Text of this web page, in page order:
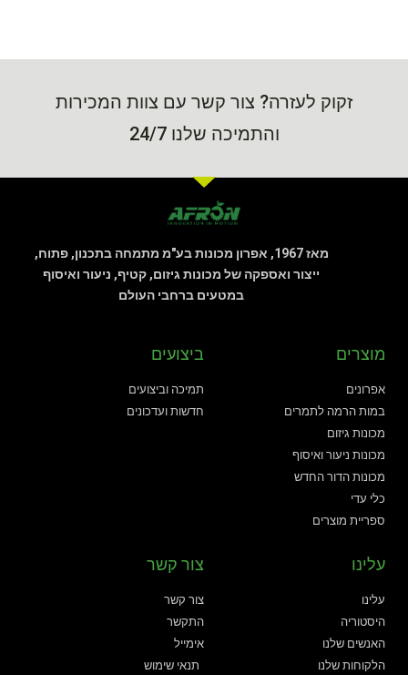
זקוק לעזרה? צור קשר עם צוות המכירות
והתמיכה שלנו 24/7
מאז 1967, אפרון מכונות בע"מ מתמחה בתכנון, פתוח,
ייצור ואספקה של מכונות גיזום, קטיף, ניעור ואיסוף
במטעים ברחבי העולם
מוצרים
אפרונים
במות הרמה לתמרים
מכונות גיזום
מכונות ניעור ואיסוף
מכונות הדור החדש
כלי עדי
ספריית מוצרים
ביצועים
תמיכה וביצועים
חדשות ועדכונים
עלינו
עלינו
היסטוריה
האנשים שלנו
הלקוחות שלנו
צור קשר
צור קשר
התקשר
אימייל
תנאי שימוש